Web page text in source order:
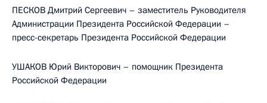
ПЕСКОВ Дмитрий Сергеевич – заместитель Руководителя
Администрации Президента Российской Федерации –
пресс-секретарь Президента Российской Федерации
УШАКОВ Юрий Викторович – помощник Президента
Российской Федерации